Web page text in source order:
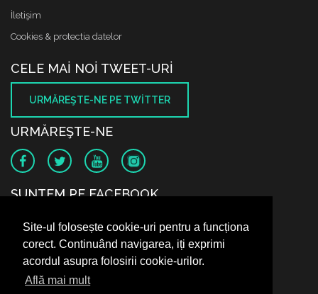
Site-ul folosește cookie-uri pentru a funcționa
corect. Continuând navigarea, iți exprimi
acordul asupra folosirii cookie-urilor.
Află mai mult
İletişim
Cookies & protectia datelor
CELE MAI NOI TWEET-URI
URMĂREŞTE-NE PE TWITTER
URMĂREŞTE-NE
SUNTEM PE FACEBOOK